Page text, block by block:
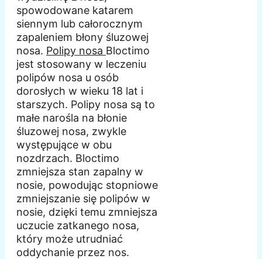
spowodowane katarem
siennym lub całorocznym
zapaleniem błony śluzowej
nosa. Polipy nosa Bloctimo
jest stosowany w leczeniu
polipów nosa u osób
dorosłych w wieku 18 lat i
starszych. Polipy nosa są to
małe narośla na błonie
śluzowej nosa, zwykle
występujące w obu
nozdrzach. Bloctimo
zmniejsza stan zapalny w
nosie, powodując stopniowe
zmniejszanie się polipów w
nosie, dzięki temu zmniejsza
uczucie zatkanego nosa,
który może utrudniać
oddychanie przez nos.